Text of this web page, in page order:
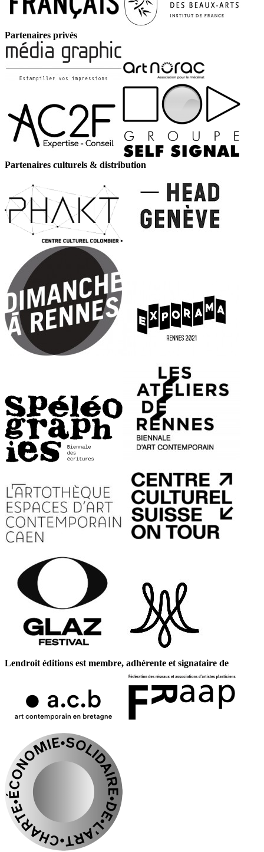
Partenaires privés
Partenaires culturels & distribution
Lendroit éditions est membre, adhérente et signataire de